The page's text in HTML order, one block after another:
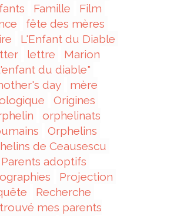
Famille
Film
fête des mères
L'Enfant du Diable
lettre
Marion
du diable"
day
mère
Origines
orphelinats
Orphelins
de Ceausescu
Parents adoptifs
Projection
Recherche
mes parents